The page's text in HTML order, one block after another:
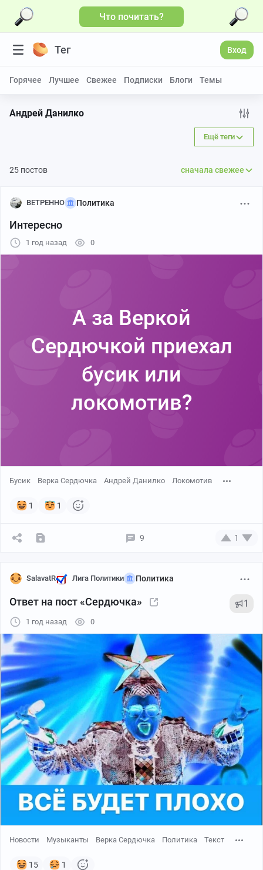
Что почитать?
Тег Вход
Горячее Лучшее Свежее Подписки Блоги Темы
Андрей Данилко
Ещё теги
25 постов сначала свежее
BETPEHHO Политика
Интересно
1 год назад 0
А за Веркой
Сердючкой приехал
бусик или
локомотив?
Бусик Верка Сердючка Андрей Данилко Локомотив
1 1
9 1
SalavatR Лига Политики Политика
Ответ на пост «Сердючка» 1
1 год назад 0
Новости Музыканты Верка Сердючка Политика Текст
15 1
Больше видео